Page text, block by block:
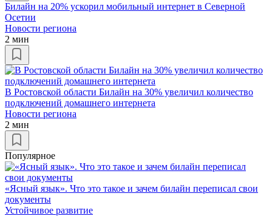
Билайн на 20% ускорил мобильный интернет в Северной
Осетии
Новости региона
2 мин
В Ростовской области Билайн на 30% увеличил количество
подключений домашнего интернета
Новости региона
2 мин
Популярное
«Ясный язык». Что это такое и зачем билайн переписал свои
документы
Устойчивое развитие